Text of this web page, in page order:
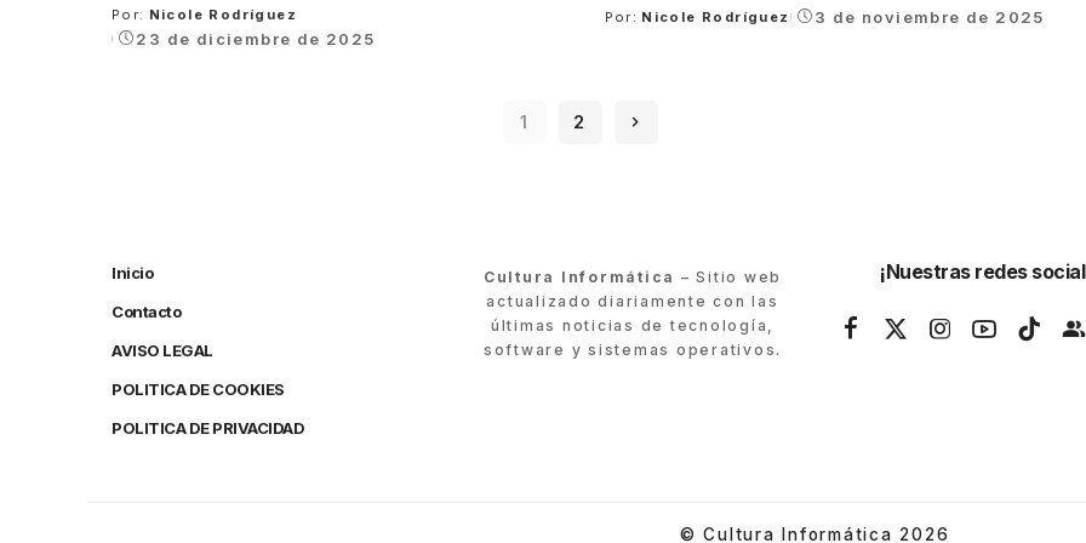
Posted
by
Por: Nicole Rodríguez
23 de diciembre de 2025
Posted
Por: Nicole Rodríguez 3 de noviembre de 2025
1 2
Inicio
Contacto
AVISO LEGAL
POLITICA DE COOKIES
POLITICA DE PRIVACIDAD
Cultura Informática – Sitio web
actualizado diariamente con las
últimas noticias de tecnología,
software y sistemas operativos.
¡Nuestras redes
© Cultura Informática 2026